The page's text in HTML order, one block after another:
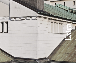
Extra